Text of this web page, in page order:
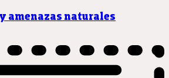
amenazas naturales